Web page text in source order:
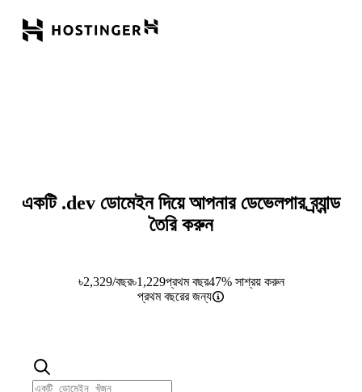
একটি .dev ডোমেইন দিয়ে আপনার ডেভেলপার ব্র্যান্ড
তৈরি করুন
৳2,329/বছর৳1,229প্রথম বছর47% সাশ্রয় করুন
প্রথম বছরের জন্য